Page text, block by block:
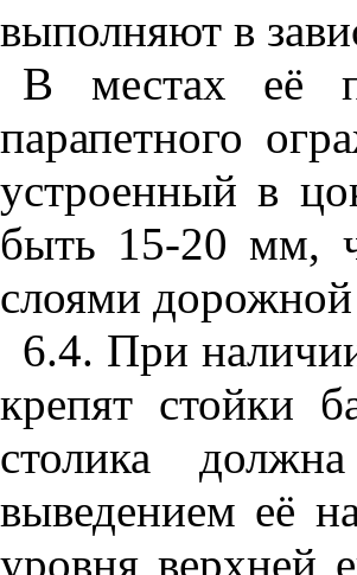
выполняют в
В местах её
парапетного
устроенный в
быть 15-20 мм,
слоями
6.4. При
крепят стойки
столика
выведением её
уровня верхней